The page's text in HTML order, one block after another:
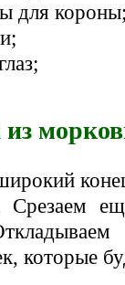
для
из
Срезаем
которые